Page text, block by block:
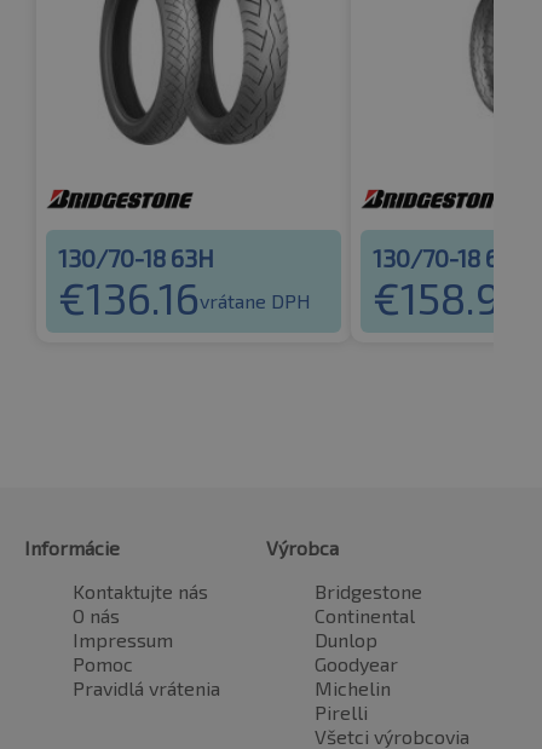
130/70-18 63H
€136.16vrátane DPH
130/70-18 63H
€158.99
Informácie
Kontaktujte nás
O nás
Impressum
Pomoc
Pravidlá vrátenia
Výrobca
Bridgestone
Continental
Dunlop
Goodyear
Michelin
Pirelli
Všetci výrobcovia